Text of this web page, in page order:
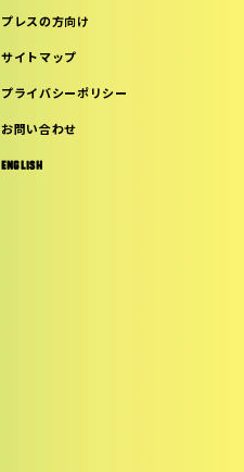
プレスの方向け
サイトマップ
プライバシーポリシー
お問い合わせ
ENGLISH